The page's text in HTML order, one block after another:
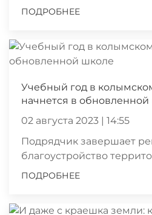
ПОДРОБНЕЕ
Учебный год в
начнется в
02 августа 2023 | 14:55
Подрядчик завершает
благоустройство
ПОДРОБНЕЕ